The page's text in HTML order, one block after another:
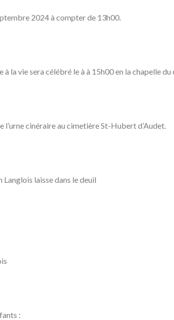
2024 à compter de 13h00.
à la vie sera célébré le à à 15h00 en la chapelle
l’urne cinéraire au cimetière St-Hubert d’Audet.
Langlois laisse dans le deuil
: